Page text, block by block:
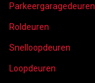
Parkeergaragedeuren
Roldeuren
Snelloopdeuren
Loopdeuren